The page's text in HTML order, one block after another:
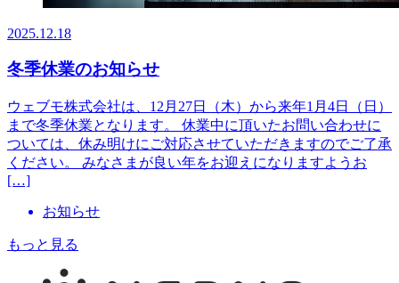
2025.12.18
冬季休業のお知らせ
ウェブモ株式会社は、12月27日（木）から来年1月4日（日）
まで冬季休業となります。 休業中に頂いたお問い合わせに
ついては、休み明けにご対応させていただきますのでご了承
ください。 みなさまが良い年をお迎えになりますようお
[…]
お知らせ
もっと見る